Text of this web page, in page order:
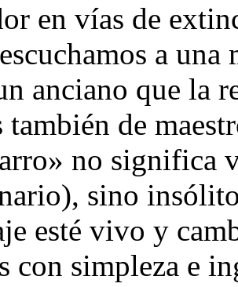
en vías de
a
anciano que la
también de
no significa
sino
esté vivo y
con simpleza e